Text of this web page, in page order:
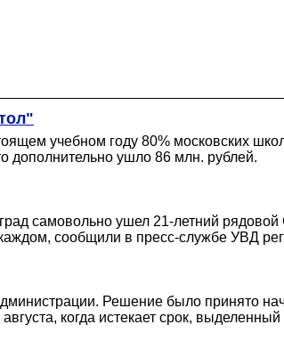
учебном году 80% московских
дополнительно ушло 86 млн. рублей.
самовольно ушел 21-летний
сообщили в пресс-службе УВД
Решение было принято
когда истекает срок,